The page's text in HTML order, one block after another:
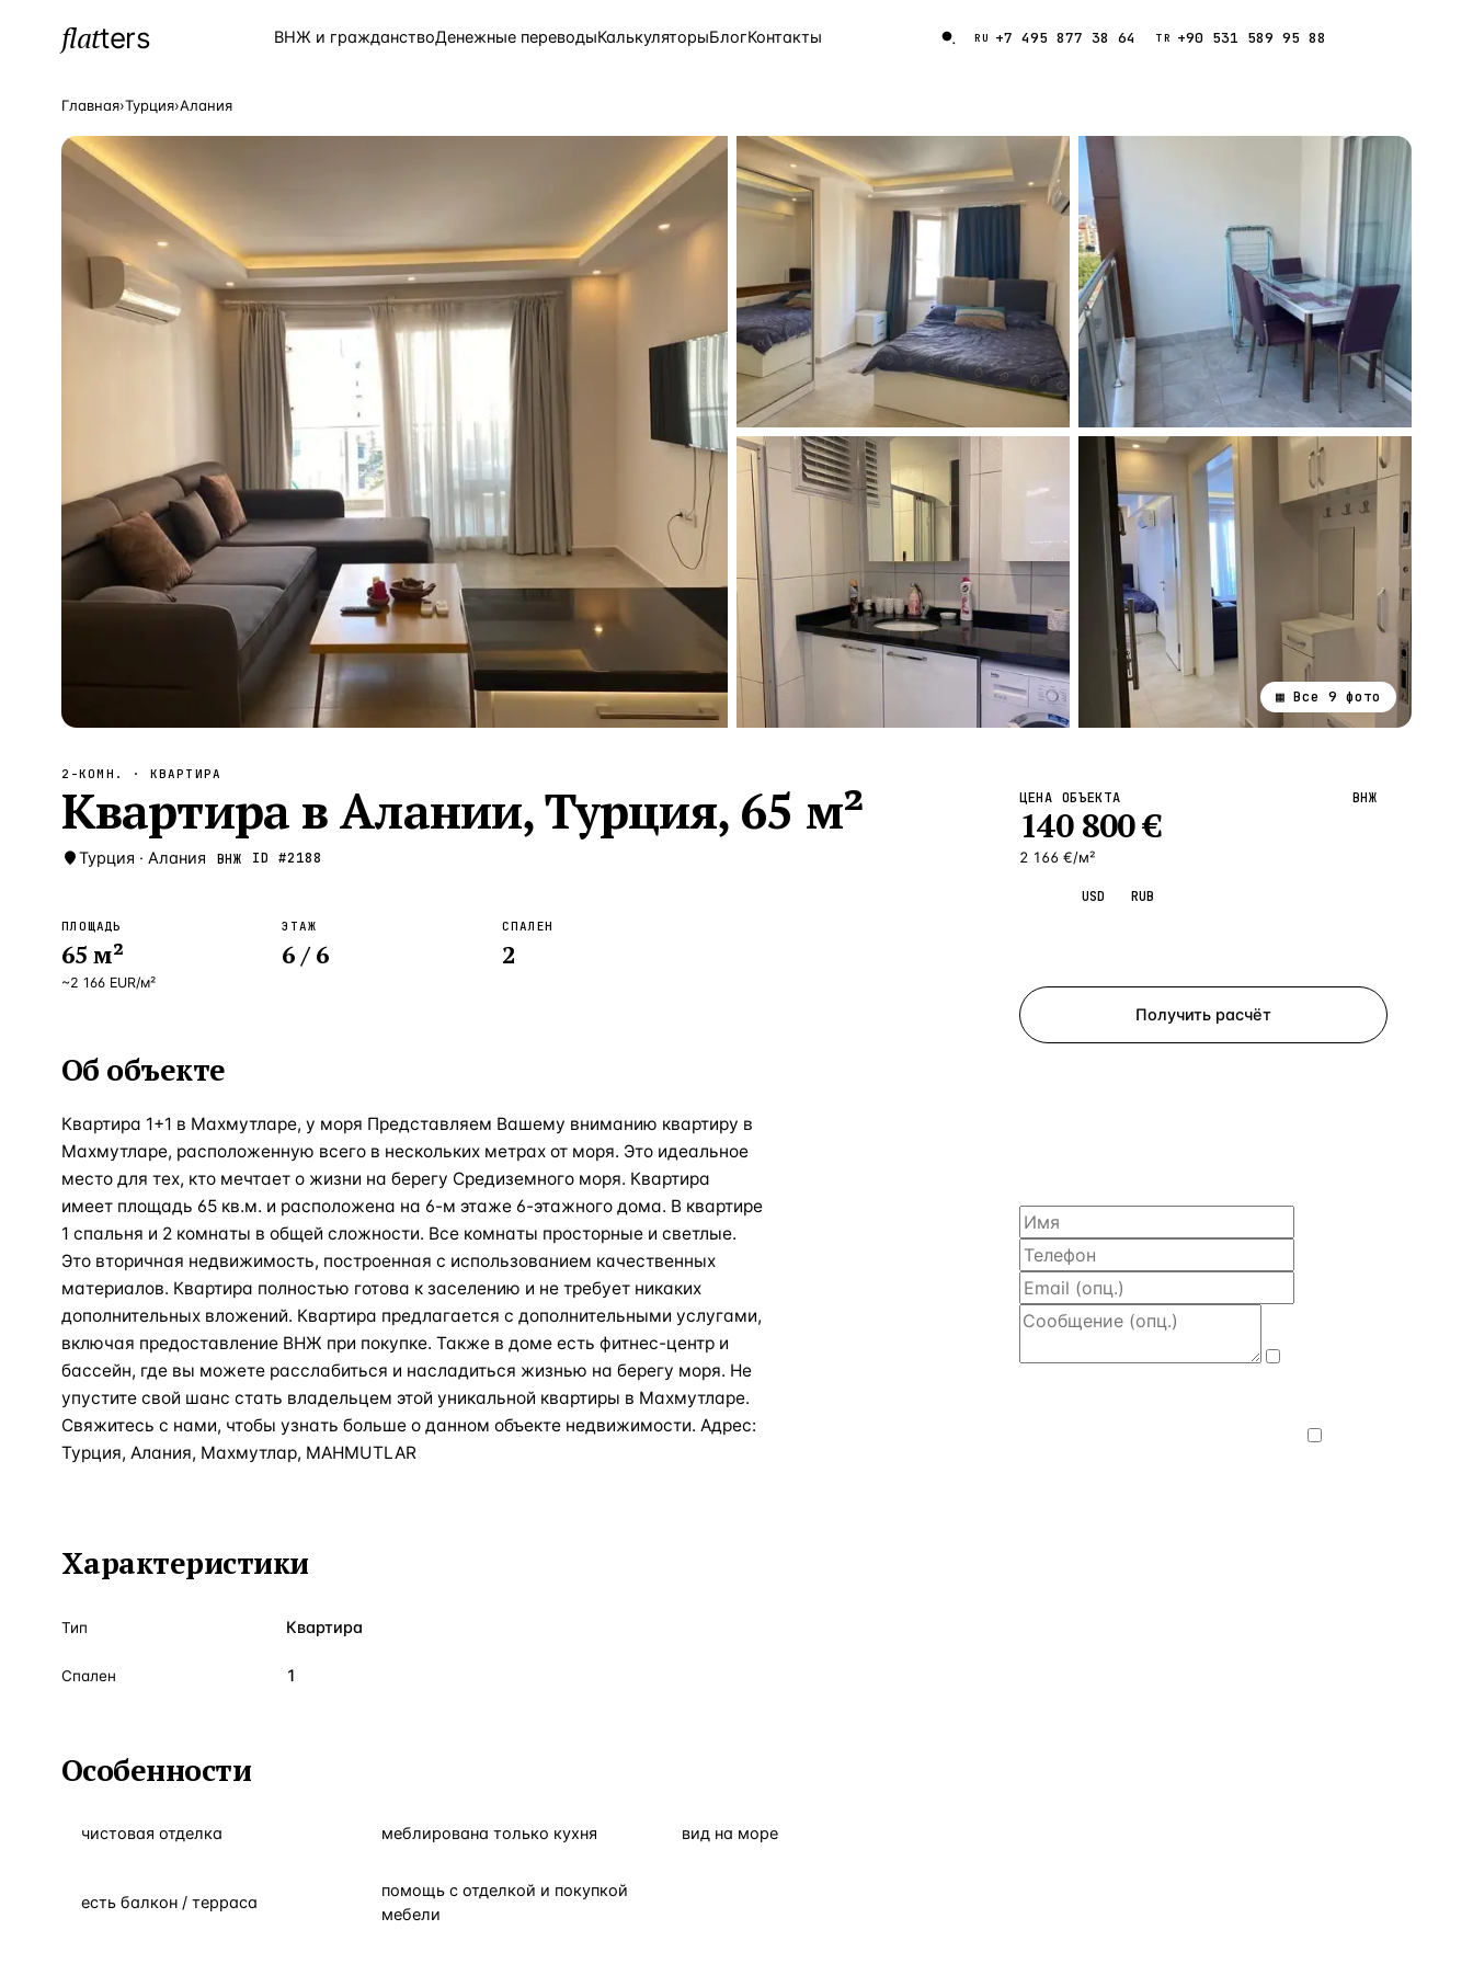
flatters ВНЖ и гражданствоДенежные переводыКалькуляторыБлогКонтакты RU +7 495 877 38 64 TR +90 531 589 95 88
ПОПУЛЯРНЫЕ НАПРАВЛЕНИЯ
Страна 9 143 объекта
Россия —Страна
Испания —Страна
3 906 объектов
2 948 объектов
2 797 объектов
Россия · 3 920
Алания Локация Турция · 2 556
Бангкок — Локация Таиланд · 2 172
Новороссийск — Локация Россия · 2 106
Турция · 2 092
Турция · 1 810
ЧАСТО ИЩУТ
Турция Россия Испания Кипр
Таиланд
Главная›Турция›Алания
▦ Все 9 фото
2-КОМН. · КВАРТИРА
Квартира в Алании, Турция, 65 м²
Турция · Алания ВНЖ ID #2188
ПЛОЩАДЬ
65 м²
~2 166 EUR/м²
ЭТАЖ
6/ 6
СПАЛЕН
2
Об объекте
Квартира 1+1 в Махмутларе, у моря Представляем Вашему вниманию квартиру в
Махмутларе, расположенную всего в нескольких метрах от моря. Это идеальное
место для тех, кто мечтает о жизни на берегу Средиземного моря. Квартира
имеет площадь 65 кв.м. и расположена на 6-м этаже 6-этажного дома. В квартире
1 спальня и 2 комнаты в общей сложности. Все комнаты просторные и светлые.
Это вторичная недвижимость, построенная с использованием качественных
материалов. Квартира полностью готова к заселению и не требует никаких
дополнительных вложений. Квартира предлагается с дополнительными услугами,
включая предоставление ВНЖ при покупке. Также в доме есть фитнес-центр и
бассейн, где вы можете расслабиться и насладиться жизнью на берегу моря. Не
упустите свой шанс стать владельцем этой уникальной квартиры в Махмутларе.
Свяжитесь с нами, чтобы узнать больше о данном объекте недвижимости. Адрес:
Турция, Алания, Махмутлар, MAHMUTLAR
Характеристики
Тип Квартира
Спален 1
Особенности
чистовая отделка меблирована только кухня вид на море
есть балкон / терраса
помощь с отделкой и покупкой
мебели
ЦЕНА ОБЪЕКТА
140 800€
2 166 €/м²
ВНЖ
USD RUB
Получить расчёт